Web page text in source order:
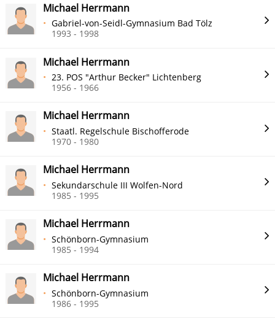
Michael Herrmann
Gabriel-von-Seidl-Gymnasium Bad Tölz
1993 - 1998
Michael Herrmann
23. POS "Arthur Becker" Lichtenberg
1956 - 1966
Michael Herrmann
Staatl. Regelschule Bischofferode
1970 - 1980
Michael Herrmann
Sekundarschule III Wolfen-Nord
1985 - 1995
Michael Herrmann
Schönborn-Gymnasium
1985 - 1994
Michael Herrmann
Schönborn-Gymnasium
1986 - 1995